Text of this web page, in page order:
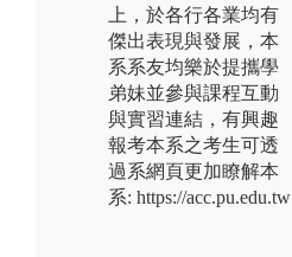
上，於各行各業均有
傑出表現與發展，本
系系友均樂於提攜學
弟妹並參與課程互動
與實習連結，有興趣
報考本系之考生可透
過系網頁更加瞭解本
系: https://acc.pu.edu.tw